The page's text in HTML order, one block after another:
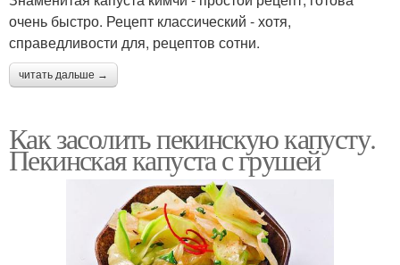
очень быстро. Рецепт классический - хотя,
справедливости для, рецептов сотни.
читать дальше →
Как засолить пекинскую капусту.
Пекинская капуста с грушей